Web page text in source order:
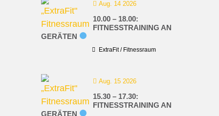
Aug. 14 2026
10.00 – 18.00:
FITNESSTRAINING AN
GERÄTEN
ExtraFit / Fitnessraum
Aug. 15 2026
15.30 – 17.30:
FITNESSTRAINING AN
GERÄTEN